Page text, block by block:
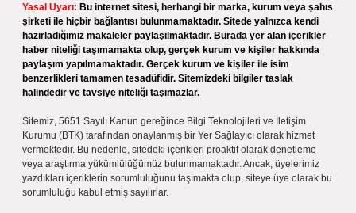
Yasal Uyarı: Bu internet sitesi, herhangi bir marka, kurum veya şahıs
şirketi ile hiçbir bağlantısı bulunmamaktadır. Sitede yalnızca kendi
hazırladığımız makaleler paylaşılmaktadır. Burada yer alan içerikler
haber niteliği taşımamakta olup, gerçek kurum ve kişiler hakkında
paylaşım yapılmamaktadır. Gerçek kurum ve kişiler ile isim
benzerlikleri tamamen tesadüfidir. Sitemizdeki bilgiler taslak
halindedir ve tavsiye niteliği taşımazlar.
Sitemiz, 5651 Sayılı Kanun gereğince Bilgi Teknolojileri ve İletişim
Kurumu (BTK) tarafından onaylanmış bir Yer Sağlayıcı olarak hizmet
vermektedir. Bu nedenle, sitedeki içerikleri proaktif olarak denetleme
veya araştırma yükümlülüğümüz bulunmamaktadır. Ancak, üyelerimiz
yazdıkları içeriklerin sorumluluğunu taşımakta olup, siteye üye olarak bu
sorumluluğu kabul etmiş sayılırlar.